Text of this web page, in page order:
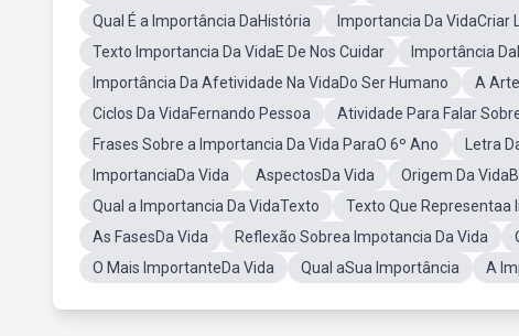
Qual É a Importância DaHistória
Importancia Da VidaCriar
Texto Importancia Da VidaE De Nos Cuidar
Importância
Importância Da Afetividade Na VidaDo Ser Humano
A
Ciclos Da VidaFernando Pessoa
Atividade Para Falar
Frases Sobre a Importancia Da Vida ParaO 6º Ano
Letra
ImportanciaDa Vida
AspectosDa Vida Origem Da
Qual a Importancia Da VidaTexto
Texto Que Representaa
As FasesDa Vida
Reflexão Sobrea Impotancia Da Vida
O Mais ImportanteDa Vida
Qual aSua Importância A